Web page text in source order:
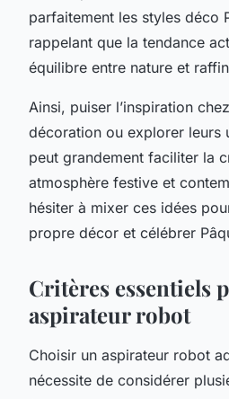
parfaitement les styles déco
rappelant que la tendance
équilibre entre nature et
Ainsi, puiser l’inspiration
décoration ou explorer leurs
peut grandement faciliter la
atmosphère festive et
hésiter à mixer ces idées
propre décor et célébrer
Critères essentiels
aspirateur robot
Choisir un aspirateur robot
nécessite de considérer